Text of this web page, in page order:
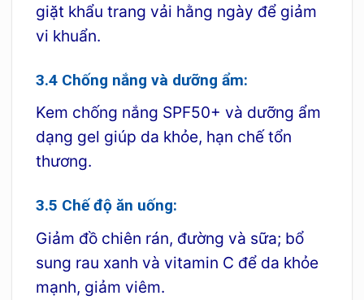
giặt khẩu trang vải hằng ngày để giảm
vi khuẩn.
3.4 Chống nắng và dưỡng ẩm:
Kem chống nắng SPF50+ và dưỡng ẩm
dạng gel giúp da khỏe, hạn chế tổn
thương.
3.5 Chế độ ăn uống:
Giảm đồ chiên rán, đường và sữa; bổ
sung rau xanh và vitamin C để da khỏe
mạnh, giảm viêm.